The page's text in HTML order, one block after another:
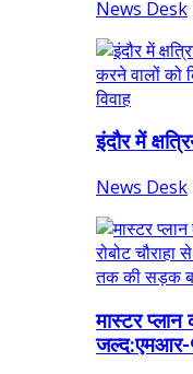
News Desk
इंदौर में
News Desk
मास्टर
जल्द:एमआर-